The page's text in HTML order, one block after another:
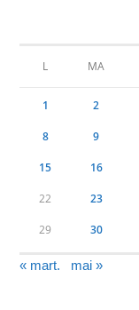
L MA
1 2
8 9
15 16
22 23
29 30
« mart. mai »